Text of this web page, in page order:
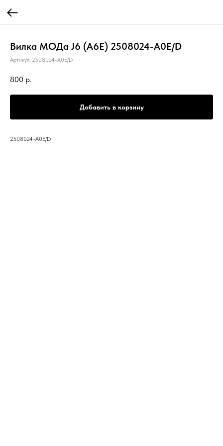
Вилка МОДа J6 (A6E) 2508024-A0E/D
Артикул: 2508024-A0E/D
800 р.
Добавить в корзину
2508024-A0E/D